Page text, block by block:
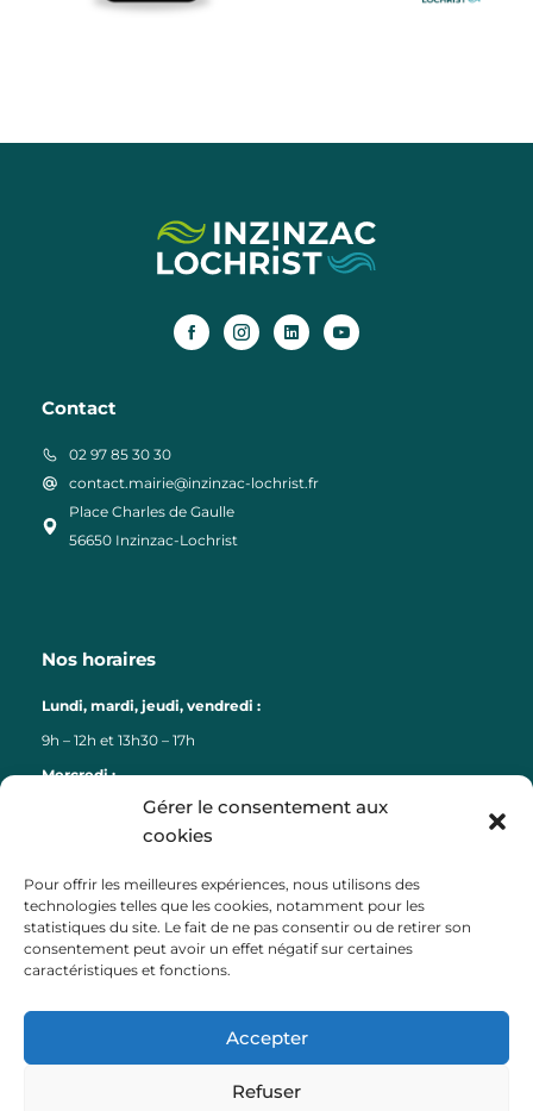
Gérer le consentement aux
cookies
Pour offrir les meilleures expériences, nous utilisons des
technologies telles que les cookies, notamment pour les
statistiques du site. Le fait de ne pas consentir ou de retirer son
consentement peut avoir un effet négatif sur certaines
caractéristiques et fonctions.
Accepter
Refuser
Contact
02 97 85 30 30
contact.mairie@inzinzac-lochrist.fr
Place Charles de Gaulle
56650 Inzinzac-Lochrist
Nos horaires
Lundi, mardi, jeudi, vendredi :
9h – 12h et 13h30 – 17h
Mercredi :
Liens
Lorient Agglomération
Lorient Bretagne Sud Tourisme
Département du Morbihan
Région Bretagne
Préfecture du Morbihan
Payfip (paiement factures)